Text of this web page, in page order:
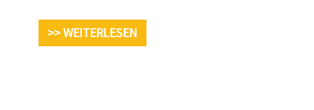
>> WEITERLESEN